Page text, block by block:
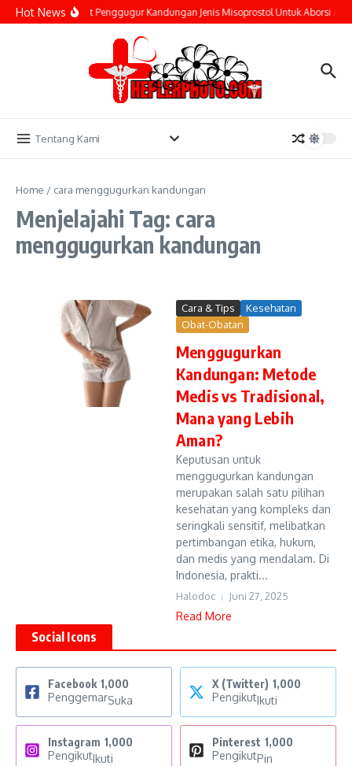
Lewati ke konten
Hot NewsPakai Obat Penggugur Kandungan Jenis Misoprostol Untuk Aborsi
Tentang Kami
Home / cara menggugurkan kandungan
Menjelajahi Tag: cara
menggugurkan kandungan
Cara & Tips
Kesehatan
Obat-Obatan
Menggugurkan
Kandungan: Metode
Medis vs Tradisional,
Mana yang Lebih
Aman?
Keputusan untuk
menggugurkan kandungan
merupakan salah satu pilihan
kesehatan yang kompleks dan
seringkali sensitif, melibatkan
pertimbangan etika, hukum,
dan medis yang mendalam. Di
Indonesia, prakti...
Halodoc Juni 27, 2025
Read More
Social Icons
Facebook 1,000
PenggemarSuka
X (Twitter) 1,000
PengikutIkuti
Instagram 1,000
PengikutIkuti
Pinterest 1,000
PengikutPin